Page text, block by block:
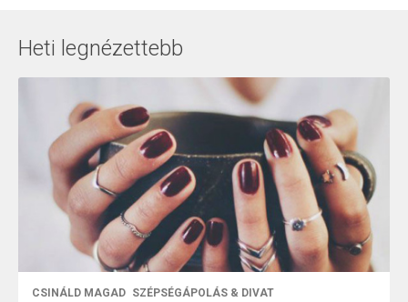
Heti legnézettebb
CSINÁLD MAGAD SZÉPSÉGÁPOLÁS & DIVAT